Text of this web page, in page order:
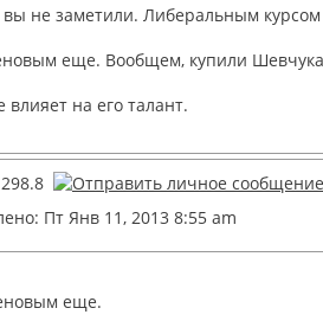
вы не заметили. Либеральным
еще. Вообщем, купили
на его талант.
Пт Янв 11, 2013 8:55 am
еще.